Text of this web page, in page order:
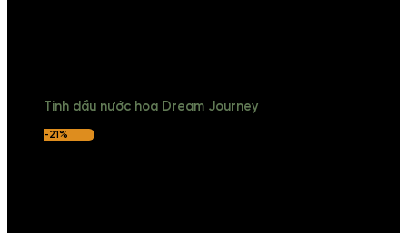
Tinh dầu nước hoa Dream Journey
-21%